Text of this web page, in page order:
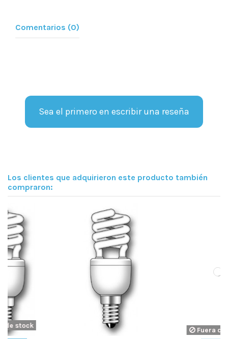
Comentarios (0)
Sea el primero en escribir una reseña
Los clientes que adquirieron este producto también
compraron:
Fuera de stock